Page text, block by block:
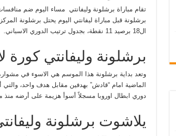
ال18 برصيد 11 نقطة، بجدول ترتيب الدوري الاسباني.
برشلونة وليفانتي كورة
وتعد بداية برشلونة هذا الموسم هي الاسوء في
دوري ابطال اوروبا مسجلاً أسوأ هزيمة على أرضه منذ مايو
يلاشوت برشلونة